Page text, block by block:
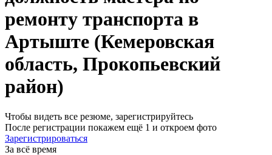
ремонту транспорта в
Артыште (Кемеровская
область, Прокопьевский
район)
Чтобы видеть все резюме, зарегистрируйтесь
После регистрации покажем ещё 1 и откроем фото
Зарегистрироваться
За всё время